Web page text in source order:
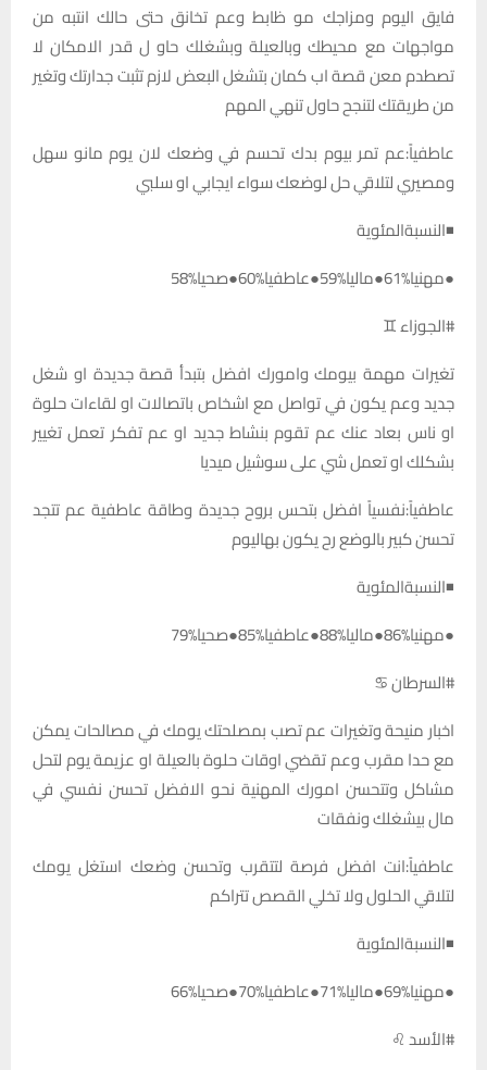
فايق اليوم ومزاجك مو ظابط وعم تخانق حتى حالك انتبه من
مواجهات مع محيطك وبالعيلة وبشغلك حاو ل قدر الامكان لا
تصطدم معن قصة اب كمان بتشغل البعض لازم تثبت جدارتك وتغير
من طريقتك لتنجح حاول تنهي المهم
عاطفياً:عم تمر بيوم بدك تحسم في وضعك لان يوم مانو سهل
ومصيري لتلاقي حل لوضعك سواء ايجابي او سلبي
◾النسبةالمئوية
●مهنيا%61●ماليا%59●عاطفيا%60●صحيا%58
#الجوزاء ♊
تغيرات مهمة بيومك وامورك افضل بتبدأ قصة جديدة او شغل
جديد وعم يكون في تواصل مع اشخاص باتصالات او لقاءات حلوة
او ناس بعاد عنك عم تقوم بنشاط جديد او عم تفكر تعمل تغيير
بشكلك او تعمل شي على سوشيل ميديا
عاطفياً:نفسياً افضل بتحس بروح جديدة وطاقة عاطفية عم تتجد
تحسن كبير بالوضع رح يكون بهاليوم
◾النسبةالمئوية
●مهنيا%86●ماليا%88●عاطفيا%85●صحيا%79
#السرطان ♋
اخبار منيحة وتغيرات عم تصب بمصلحتك يومك في مصالحات يمكن
مع حدا مقرب وعم تقضي اوقات حلوة بالعيلة او عزيمة يوم لتحل
مشاكل وتتحسن امورك المهنية نحو الافضل تحسن نفسي في
مال بيشغلك ونفقات
عاطفياً:انت افضل فرصة لتتقرب وتحسن وضعك استغل يومك
لتلاقي الحلول ولا تخلي القصص تتراكم
◾النسبةالمئوية
●مهنيا%69●ماليا%71●عاطفيا%70●صحيا%66
#الأسد ♌